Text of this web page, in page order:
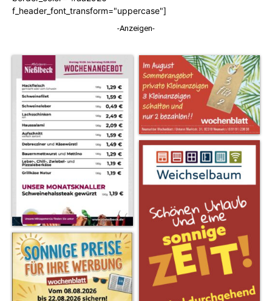
f_header_font_transform="uppercase"]
-Anzeigen-